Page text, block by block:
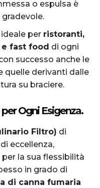
o espulsa è
per ristoranti,
fast food di ogni
successo anche le
quelle derivanti dalle
su braciere.
Ogni Esigenza.
Filtro) di
eccellenza,
la sua flessibilità
in grado di
di canna fumaria